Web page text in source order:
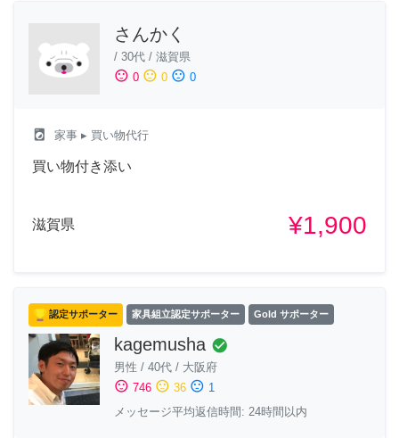
さんかく
/ 30代 / 滋賀県
sentiment_satisfied 0 sentiment_neutral 0 sentiment_dissatisfied 0
local_laundry_service 家事 ▸ 買い物代行
買い物付き添い
滋賀県 ¥1,900
認定サポーター 家具組立認定サポーター Gold サポーター
kagemusha check_circle
男性 / 40代 / 大阪府
sentiment_satisfied 746 sentiment_neutral 36 sentiment_dissatisfied 1
メッセージ平均返信時間: 24時間以内